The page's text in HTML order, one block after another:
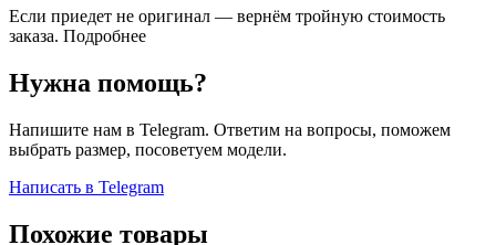
Если приедет не оригинал — вернём тройную стоимость
заказа. Подробнее
Нужна помощь?
Напишите нам в Telegram. Ответим на вопросы, поможем
выбрать размер, посоветуем модели.
Написать в Telegram
Похожие товары